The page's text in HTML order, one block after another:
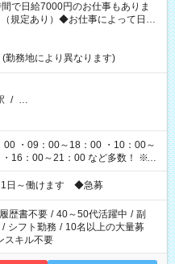
で日給7000円のお仕事もありま
規定あり）◆お仕事によって日給
勤務地により異なります)
/ …
・09：00～18：00 ・10：00～
21：00 など多数！ ※お
ます
日～働けます ◆急募
履歴書不要 / 40～50代活躍中 / 副
/ シフト勤務 / 10名以上の大量募
スキル不要